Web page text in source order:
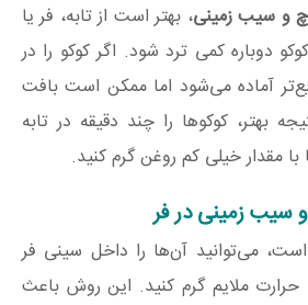
و سیب زمینی، بهتر است از تابه، فر یا
دوباره کمی ترد شود. اگر کوکو را در
آماده می‌شود اما ممکن است بافت
بهتر، کوکوها را چند دقیقه در تابه
مقدار خیلی کم روغن گرم کنید.
سیب زمینی در فر
است، می‌توانید آن‌ها را داخل سینی فر
حرارت ملایم گرم کنید. این روش باعث